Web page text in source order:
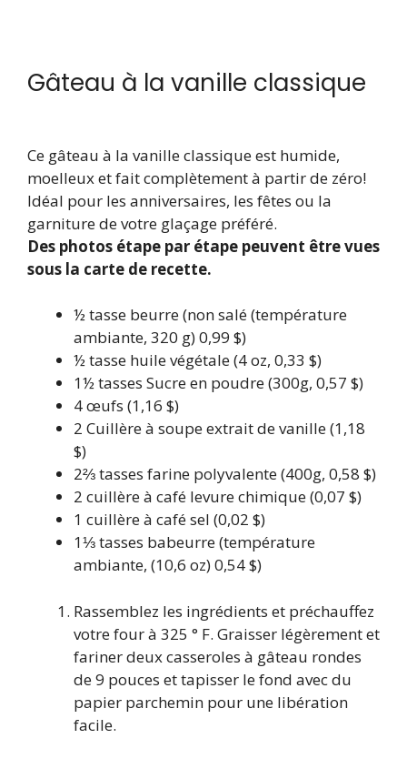
Gâteau à la vanille classique
Ce gâteau à la vanille classique est humide,
moelleux et fait complètement à partir de zéro!
Idéal pour les anniversaires, les fêtes ou la
garniture de votre glaçage préféré.
Des photos étape par étape peuvent être vues
sous la carte de recette.
½tasse beurre(non salé (température
ambiante, 320 g) 0,99 $)
½tasse huile végétale(4 oz, 0,33 $)
1½tasses Sucre en poudre(300g, 0,57 $)
4œufs (1,16 $)
2 Cuillère à soupeextrait de vanille(1,18
$)
2⅔tasses farine polyvalente(400g, 0,58 $)
2 cuillère à café levure chimique(0,07 $)
1 cuillère à cafésel (0,02 $)
1⅓tasses babeurre(température
ambiante, (10,6 oz) 0,54 $)
Rassemblez les ingrédients et préchauffez
votre four à 325 ° F. Graisser légèrement et
fariner deux casseroles à gâteau rondes
de 9 pouces et tapisser le fond avec du
papier parchemin pour une libération
facile.